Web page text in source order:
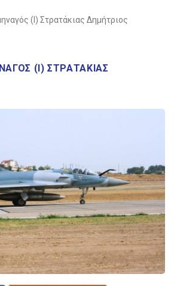
(Ι) Στρατάκιας Δημήτριος
(Ι) ΣΤΡΑΤΆΚΙΑΣ